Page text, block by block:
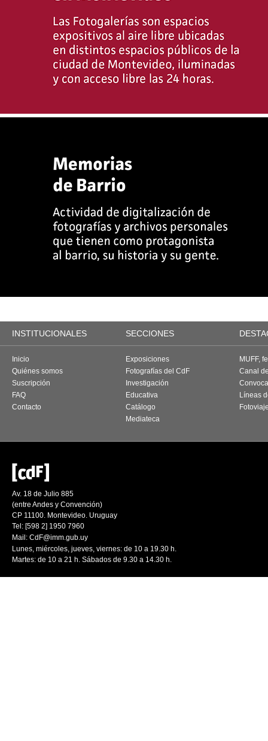
INSTITUCIONALES SECCIONES
Inicio
Quiénes somos
Suscripción
FAQ
Contacto
Exposiciones
Fotografías del CdF
Investigación
Educativa
Catálogo
Mediateca
MUFF,
Canal
Líneas
Av. 18 de Julio 885
(entre Andes y Convención)
CP 11100. Montevideo. Uruguay
Tel: [598 2] 1950 7960
Mail: CdF@imm.gub.uy
Lunes, miércoles, jueves, viernes: de 10 a 19.30 h.
Martes: de 10 a 21 h. Sábados de 9.30 a 14.30 h.